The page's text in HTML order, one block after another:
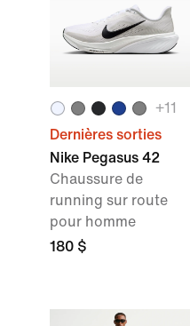
+11
Dernières sorties
Nike Pegasus 42
Chaussure de
running sur route
pour homme
180 $